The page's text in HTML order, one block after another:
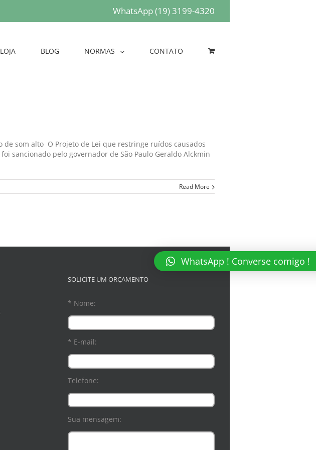
WhatsApp (19) 3199-4320
LOJA BLOG NORMAS CONTATO
som alto O Projeto de Lei que restringe ruídos causados
sancionado pelo governador de São Paulo Geraldo Alckmin
Read More
SOLICITE UM ORÇAMENTO
* Nome:
* E-mail:
Telefone:
Sua mensagem:
WhatsApp ! Converse comigo !